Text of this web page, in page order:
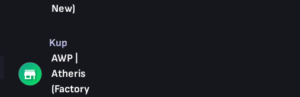
New)
Kup
AWP |
Atheris
(Factory